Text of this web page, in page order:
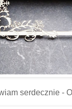
serdecznie -